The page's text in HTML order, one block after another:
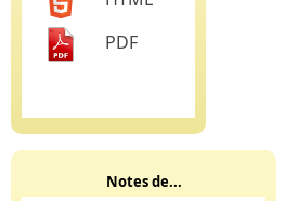
PDF
Notes de...